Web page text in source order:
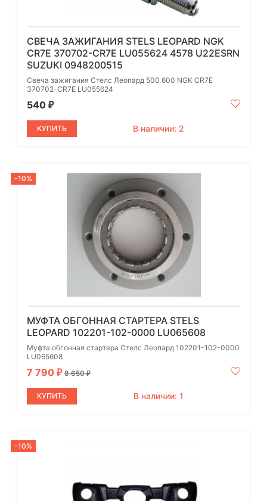
СВЕЧА ЗАЖИГАНИЯ STELS LEOPARD NGK
CR7E 370702-CR7E LU055624 4578 U22ESRN
SUZUKI 0948200515
Свеча зажигания Стелс Леопард 500 600 NGK CR7E
370702-CR7E LU055624
540 ₽
КУПИТЬ В наличии: 2
-10%
МУФТА ОБГОННАЯ СТАРТЕРА STELS
LEOPARD 102201-102-0000 LU065608
Муфта обгонная стартера Стелс Леопард 102201-102-0000
LU065608
7 790 ₽ 8 650₽
КУПИТЬ В наличии: 1
-10%